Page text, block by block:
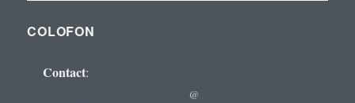
COLOFON
Contact:
@